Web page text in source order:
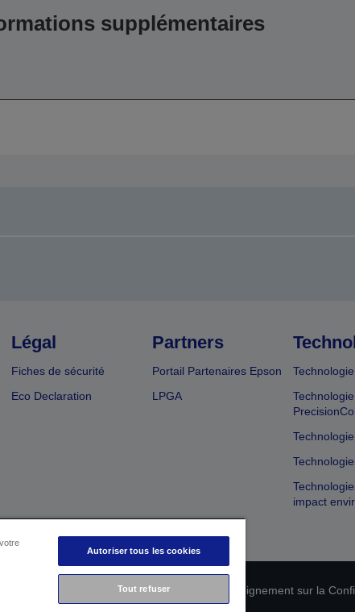
supplémentaires
Légal
Fiches de sécurité
Eco Declaration
Partners
Portail Partenaires Epson
LPGA
Technologie
impact
Déclaration de Renseignement sur la
Autoriser tous les cookies
Tout refuser